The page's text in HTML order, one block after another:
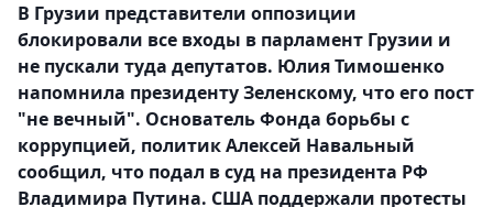
В Грузии представители оппозиции
блокировали все входы в парламент Грузии и
не пускали туда депутатов. Юлия Тимошенко
напомнила президенту Зеленскому, что его пост
"не вечный". Основатель Фонда борьбы с
коррупцией, политик Алексей Навальный
сообщил, что подал в суд на президента РФ
Владимира Путина. США поддержали протесты